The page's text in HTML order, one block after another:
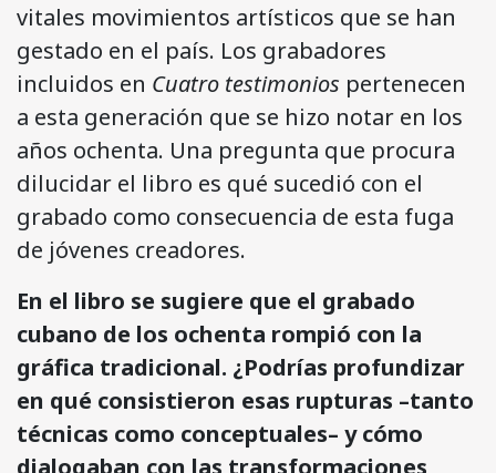
vitales movimientos artísticos que se han
gestado en el país. Los grabadores
incluidos en Cuatro testimonios pertenecen
a esta generación que se hizo notar en los
años ochenta. Una pregunta que procura
dilucidar el libro es qué sucedió con el
grabado como consecuencia de esta fuga
de jóvenes creadores.
En el libro se sugiere que el grabado
cubano de los ochenta rompió con la
gráfica tradicional. ¿Podrías profundizar
en qué consistieron esas rupturas –tanto
técnicas como conceptuales– y cómo
dialogaban con las transformaciones